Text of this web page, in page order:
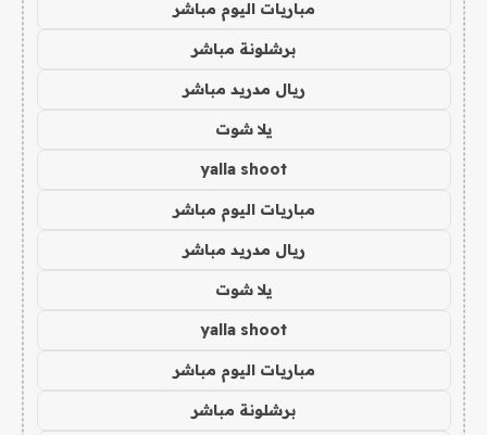
مباريات اليوم مباشر
برشلونة مباشر
ريال مدريد مباشر
يلا شوت
yalla shoot
مباريات اليوم مباشر
ريال مدريد مباشر
يلا شوت
yalla shoot
مباريات اليوم مباشر
برشلونة مباشر